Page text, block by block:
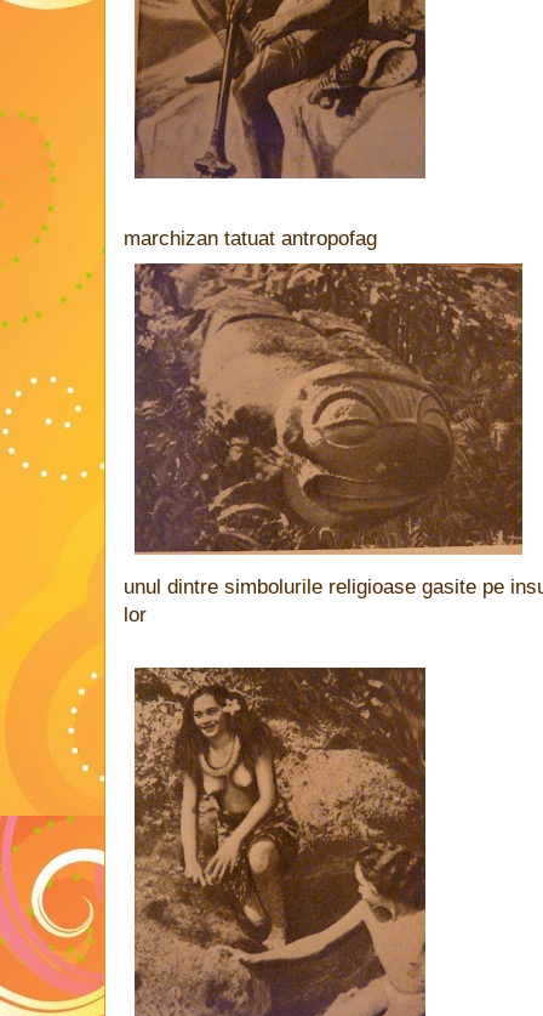
marchizan tatuat antropofag
unul dintre simbolurile religioase gasite pe
lor